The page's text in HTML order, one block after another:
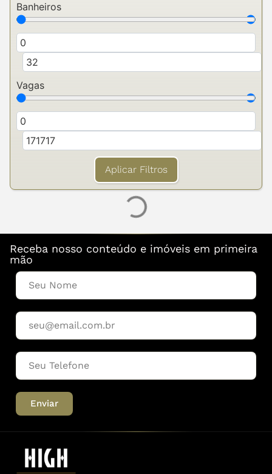
Banheiros
Vagas
Aplicar Filtros
Receba nosso conteúdo e imóveis em primeira
mão
Enviar